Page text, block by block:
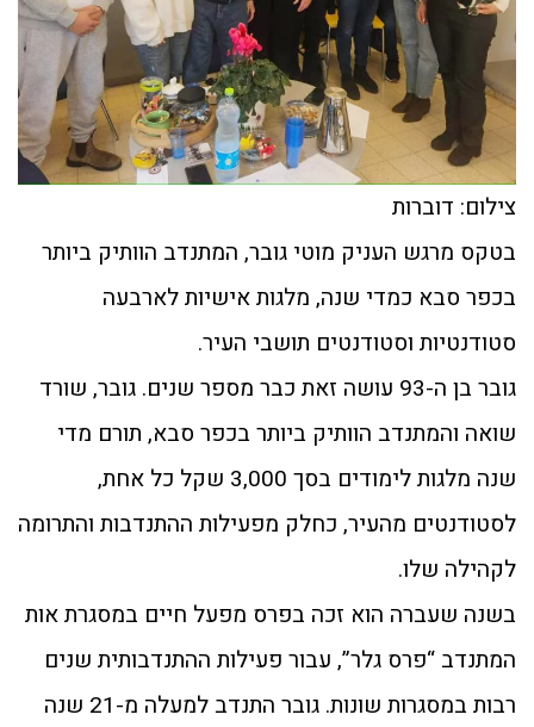
צילום: דוברות
בטקס מרגש העניק מוטי גובר, המתנדב הוותיק ביותר
בכפר סבא כמדי שנה, מלגות אישיות לארבעה
סטודנטיות וסטודנטים תושבי העיר.
גובר בן ה-93 עושה זאת כבר מספר שנים. גובר, שורד
שואה והמתנדב הוותיק ביותר בכפר סבא, תורם מדי
שנה מלגות לימודים בסך 3,000 שקל כל אחת,
לסטודנטים מהעיר, כחלק מפעילות ההתנדבות והתרומה
לקהילה שלו.
בשנה שעברה הוא זכה בפרס מפעל חיים במסגרת אות
המתנדב “פרס גלר”, עבור פעילות ההתנדבותית שנים
רבות במסגרות שונות. גובר התנדב למעלה מ-21 שנה